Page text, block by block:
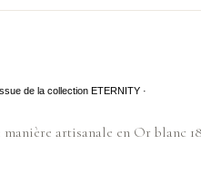
de la collection ETERNITY ·
artisanale en Or blanc